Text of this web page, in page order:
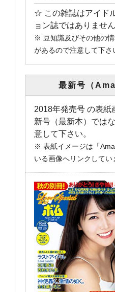
☆ この雑誌はアイド
ョン誌ではありません
※ 豆知識及びその他の
があるので注意して下さ
最新号（
2018年発売号 の表紙
新号（最新本）では
意して下さい。
※ 表紙イメージは「
いる画像へリンクしてい